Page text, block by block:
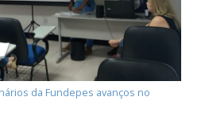
da Fundepes avanços no